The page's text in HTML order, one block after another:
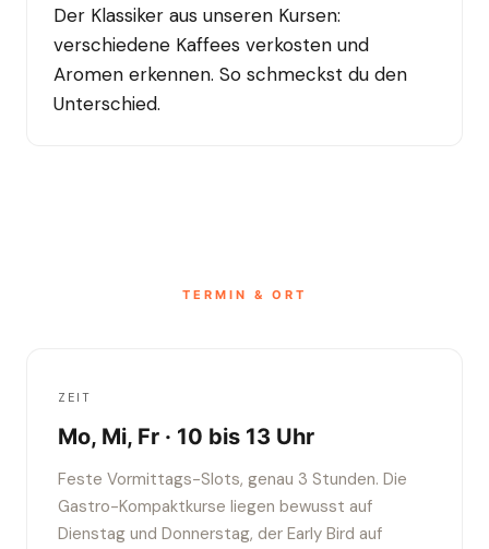
Der Klassiker aus unseren Kursen:
verschiedene Kaffees verkosten und
Aromen erkennen. So schmeckst du den
Unterschied.
TERMIN & ORT
ZEIT
Mo, Mi, Fr · 10 bis 13 Uhr
Feste Vormittags-Slots, genau 3 Stunden. Die
Gastro-Kompaktkurse liegen bewusst auf
Dienstag und Donnerstag, der Early Bird auf